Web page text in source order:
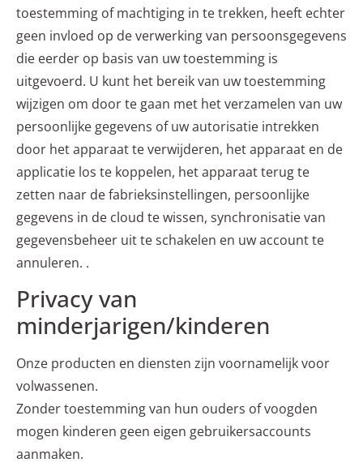
toestemming of machtiging in te trekken, heeft echter
geen invloed op de verwerking van persoonsgegevens
die eerder op basis van uw toestemming is
uitgevoerd. U kunt het bereik van uw toestemming
wijzigen om door te gaan met het verzamelen van uw
persoonlijke gegevens of uw autorisatie intrekken
door het apparaat te verwijderen, het apparaat en de
applicatie los te koppelen, het apparaat terug te
zetten naar de fabrieksinstellingen, persoonlijke
gegevens in de cloud te wissen, synchronisatie van
gegevensbeheer uit te schakelen en uw account te
annuleren. .
Privacy van
minderjarigen/kinderen
Onze producten en diensten zijn voornamelijk voor
volwassenen.
Zonder toestemming van hun ouders of voogden
mogen kinderen geen eigen gebruikersaccounts
aanmaken.